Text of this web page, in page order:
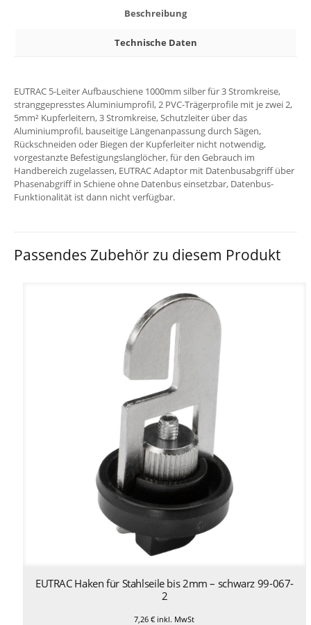
Beschreibung
Technische Daten
EUTRAC 5-Leiter Aufbauschiene 1000mm silber für 3 Stromkreise,
stranggepresstes Aluminiumprofil, 2 PVC-Trägerprofile mit je zwei 2,
5mm² Kupferleitern, 3 Stromkreise, Schutzleiter über das
Aluminiumprofil, bauseitige Längenanpassung durch Sägen,
Rückschneiden oder Biegen der Kupferleiter nicht notwendig,
vorgestanzte Befestigungslanglöcher, für den Gebrauch im
Handbereich zugelassen, EUTRAC Adaptor mit Datenbusabgriff über
Phasenabgriff in Schiene ohne Datenbus einsetzbar, Datenbus-
Funktionalität ist dann nicht verfügbar.
Passendes Zubehör zu diesem Produkt
EUTRAC Haken für Stahlseile bis 2mm – schwarz 99-067-
2
7,26€ inkl. MwSt